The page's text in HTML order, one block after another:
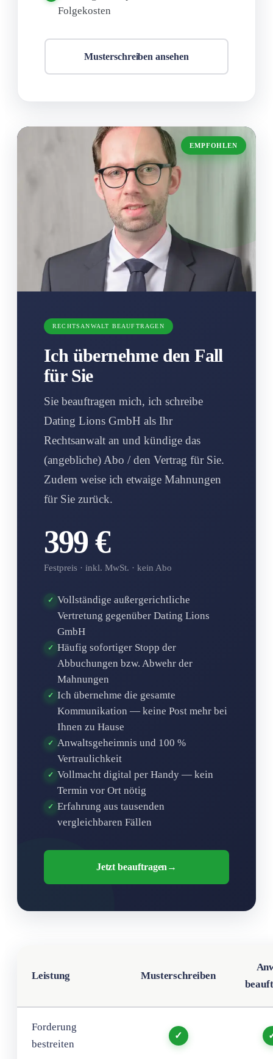
Folgekosten
Musterschreiben ansehen
EMPFOHLEN
RECHTSANWALT BEAUFTRAGEN
Ich übernehme den Fall
für Sie
Sie beauftragen mich, ich schreibe
Dating Lions GmbH als Ihr
Rechtsanwalt an und kündige das
(angebliche) Abo / den Vertrag für Sie.
Zudem weise ich etwaige Mahnungen
für Sie zurück.
399 €
Festpreis · inkl. MwSt. · kein Abo
✓ Vollständige außergerichtliche
Vertretung gegenüber Dating Lions
GmbH
✓ Häufig sofortiger Stopp der
Abbuchungen bzw. Abwehr der
Mahnungen
✓ Ich übernehme die gesamte
Kommunikation — keine Post mehr bei
Ihnen zu Hause
✓ Anwaltsgeheimnis und 100 %
Vertraulichkeit
✓ Vollmacht digital per Handy — kein
Termin vor Ort nötig
✓ Erfahrung aus tausenden
vergleichbaren Fällen
Jetzt beauftragen →
Leistung Musterschreiben
Forderung
bestreiten
✓